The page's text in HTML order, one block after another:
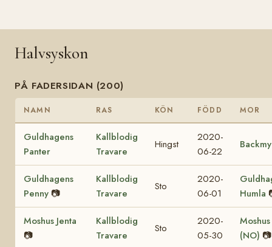
Halvsyskon
PÅ FADERSIDAN (200)
NAMN RAS KÖN FÖDD MOR
Guldhagens
Panter
Kallblodig
Travare
Hingst
2020-
06-22
Guldhagens
Penny 📷
Kallblodig
Travare
Sto
2020-
06-01
Humla
Moshus Jenta
📷
Kallblodig
Travare
Sto
2020-
05-30
(NO) 📷